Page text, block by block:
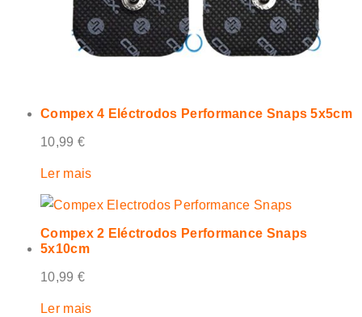
Compex 4 Eléctrodos Performance Snaps 5x5cm
10,99 €
Ler mais
Compex 2 Eléctrodos Performance Snaps
5x10cm
10,99 €
Ler mais